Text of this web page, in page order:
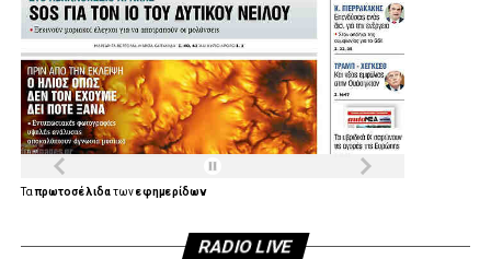
Ταπρωτοσέλιδατωνεφημερίδων
RADIO LIVE